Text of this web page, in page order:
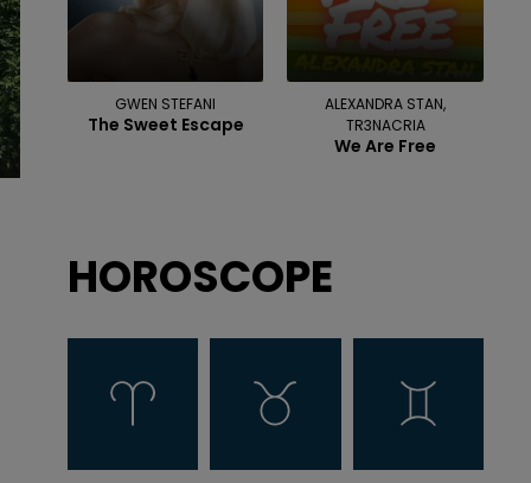
GWEN STEFANI
The Sweet Escape
ALEXANDRA STAN,
TR3NACRIA
We Are Free
HOROSCOPE